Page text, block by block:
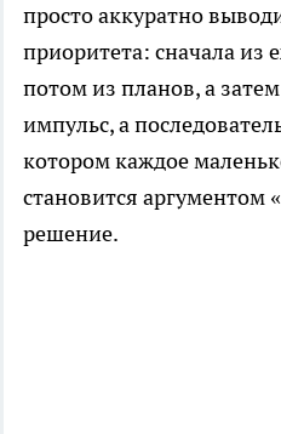
просто аккуратно
приоритета: сначала из
потом из планов, а
импульс, а
котором каждое
становится аргументом
решение.